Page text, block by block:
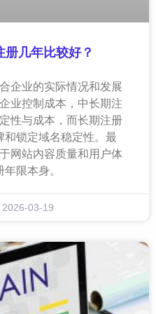
几年比较好？
企业的实际情况和发展
业控制成本，中长期注
性与成本，而长期注册
和锁定域名稳定性。最
网站内容质量和用户体
限本身。
2026-03-19